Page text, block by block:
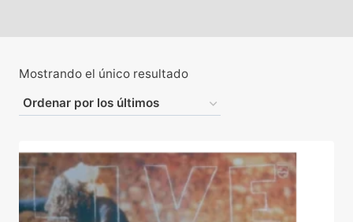
Mostrando el único resultado